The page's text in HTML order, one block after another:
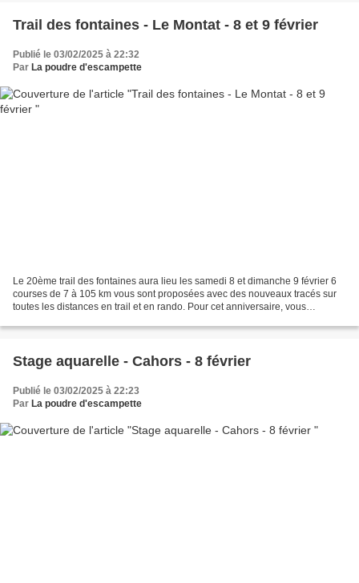
Trail des fontaines - Le Montat - 8 et 9 février
Publié le 03/02/2025 à 22:32
Par La poudre d'escampette
Le 20ème trail des fontaines aura lieu les samedi 8 et dimanche 9 février 6
courses de 7 à 105 km vous sont proposées avec des nouveaux tracés sur
toutes les distances en trail et en rando. Pour cet anniversaire, vous
Stage aquarelle - Cahors - 8 février
Publié le 03/02/2025 à 22:23
Par La poudre d'escampette